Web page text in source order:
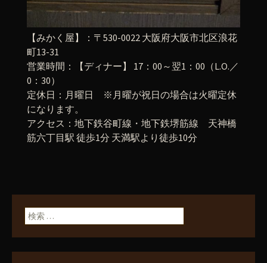
【みかく屋】：〒530-0022 大阪府大阪市北区浪花
町13-31
営業時間：【ディナー】 17：00～翌1：00（L.O.／
0：30）
定休日：月曜日 ※月曜が祝日の場合は火曜定休
になります。
アクセス：地下鉄谷町線・地下鉄堺筋線 天神橋
筋六丁目駅 徒歩1分 天満駅より徒歩10分
検索: